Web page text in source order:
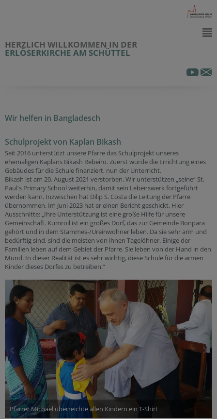
HERZLICH WILLKOMMEN IN DER
ERLÖSERKIRCHE AM SCHÜTTEL
Wir helfen in Bangladesch
Schulprojekt von Kaplan Bikash
Seit 2016 unterstützt unsere Pfarre das Schulprojekt unseres
ehemaligen Kaplans Bikash Rebeiro. Zuerst wurde die Errichtung eines
Gebäudes für die Schule finanziert, nun der Unterricht.
Bikash ist am 20. August 2021 verstorben. Wir unterstützen „seine“ St.
Paul's Primary School weiterhin, damit sein Lebenswerk fortgeführt
werden kann. Inzwischen hat Dilip S. Costa die Leitung der Pfarre
übernommen. Im Juni 2023 hat er einen Bericht geschickt. Hier
Ausschnitte: „Ihre Unterstützung ist eine große Hilfe für unsere
Gemeinschaft. Kumroil ist ein großes Dorf, das zur Gemeinde Bonpara
gehört und in dem Stammes-/Ureinwohner leben. Da sie sehr arm und
bedürftig sind, sind die meisten von ihnen Tagelöhner. Einige der
Familien leben auf dem Gebiet der Pfarre. Sie leben von der Hand in den
Mund. In dieser Realität ist es sehr wichtig, diese Schule für die armen
Kinder dieses Dorfes zu betreiben.“
Pfarrer Michael überreichte allen Kindern ein T-Shirt